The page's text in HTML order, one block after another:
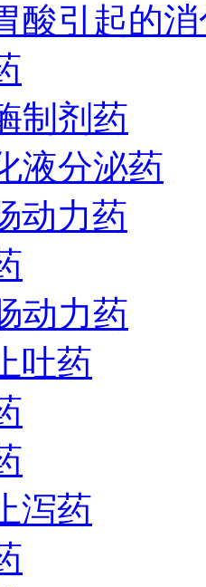
酸引起的
制剂药
液分泌药
动力药
动力药
吐药
泻药